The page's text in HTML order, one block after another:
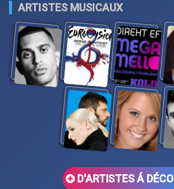
ARTISTES MUSICAUX
D'ARTISTES Á